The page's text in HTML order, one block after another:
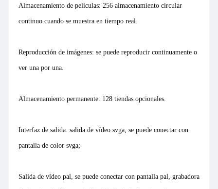
Almacenamiento de películas: 256 almacenamiento circular
continuo cuando se muestra en tiempo real.
Reproducción de imágenes: se puede reproducir continuamente o
ver una por una.
Almacenamiento permanente: 128 tiendas opcionales.
Interfaz de salida: salida de vídeo svga, se puede conectar con
pantalla de color svga;
Salida de vídeo pal, se puede conectar con pantalla pal, grabadora